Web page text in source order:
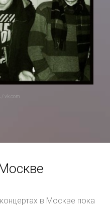
/ vk.com
в Москве пока